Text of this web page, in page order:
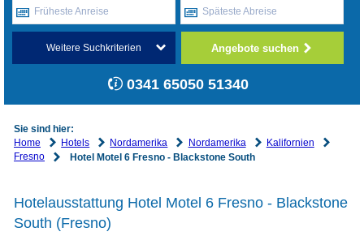
Früheste Anreise Späteste Abreise
Weitere Suchkriterien Angebote suchen
0341 65050 51340
Sie sind hier:
Home
Hotels Nordamerika Nordamerika
Kalifornien
Fresno
Hotel Motel 6 Fresno - Blackstone South
Hotelausstattung Hotel Motel 6 Fresno - Blackstone
South (Fresno)